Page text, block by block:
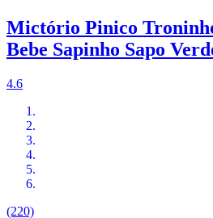
Mictório Pinico
Bebe Sapinho Sapo
4.6
(220)